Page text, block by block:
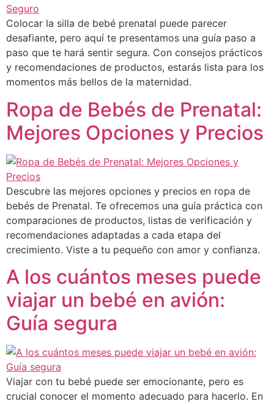
Colocar la silla de bebé prenatal puede parecer
desafiante, pero aquí te presentamos una guía paso a
paso que te hará sentir segura. Con consejos prácticos
y recomendaciones de productos, estarás lista para los
momentos más bellos de la maternidad.
Ropa de Bebés de Prenatal:
Mejores Opciones y Precios
Descubre las mejores opciones y precios en ropa de
bebés de Prenatal. Te ofrecemos una guía práctica con
comparaciones de productos, listas de verificación y
recomendaciones adaptadas a cada etapa del
crecimiento. Viste a tu pequeño con amor y confianza.
A los cuántos meses puede
viajar un bebé en avión:
Guía segura
Viajar con tu bebé puede ser emocionante, pero es
crucial conocer el momento adecuado para hacerlo. En